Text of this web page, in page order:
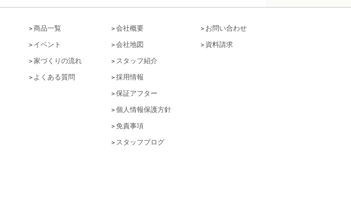
商品一覧
イベント
家づくりの流れ
よくある質問
会社概要
会社地図
スタッフ紹介
採用情報
保証アフター
個人情報保護方針
免責事項
スタッフブログ
お問い合わせ
資料請求